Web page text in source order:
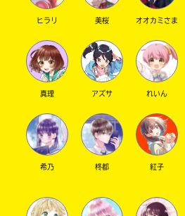
キーワードか
オフィシャルア
ヒラリ 美桜 オオカミさま
真理 アズサ れいん
希乃 柊都 紅子